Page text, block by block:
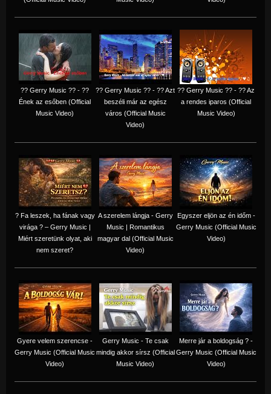
?? Gerry Music ?? - ??
Ének az esőben (Official
Music Video)
?? Gerry Music ?? - ?? Azt
beszéli már az egész
város (Official Music
Video)
?? Gerry Music ?? - ?? Az
a rendes iparos (Official
Music Video)
? Fa leszek, ha fának vagy
virága ? – Gerry Music |
Miért szeretünk olyat, aki
nem szeret?
A szerelem lángja - Gerry
Music | Romantikus
magyar dal (Official Music
Video)
Egyszer eljön az én időm -
Gerry Music (Official Music
Video)
Gyere velem szerencse -
Gerry Music (Official Music
Video)
Gerry Music - Te csak
mindig akkor sírsz (Official
Music Video)
Merre jár a boldogság ? -
Gerry Music (Official Music
Video)